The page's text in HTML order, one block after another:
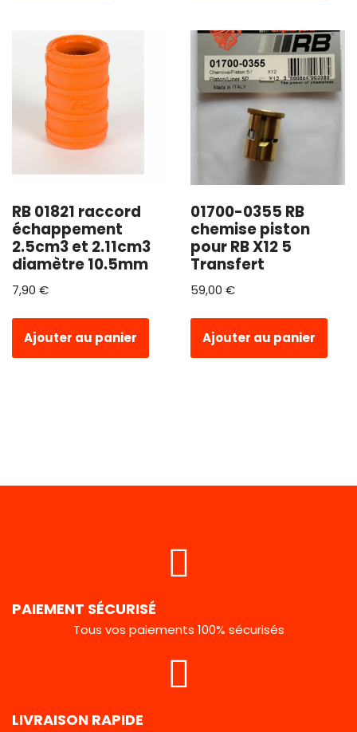
RB 01821 raccord
échappement
2.5cm3 et 2.11cm3
diamètre 10.5mm
7,90 €
Ajouter au panier
01700-0355 RB
chemise piston
pour RB X12 5
Transfert
59,00 €
Ajouter au panier
PAIEMENT SÉCURISÉ
Tous vos paiements 100% sécurisés
LIVRAISON RAPIDE